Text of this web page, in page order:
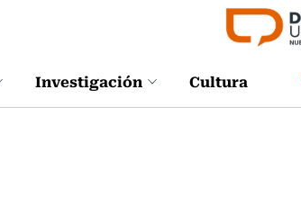
Investigación Cultura